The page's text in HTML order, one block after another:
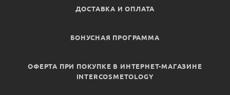
ДОСТАВКА И ОПЛАТА
БОНУСНАЯ ПРОГРАММА
ОФЕРТА ПРИ ПОКУПКЕ В ИНТЕРНЕТ-МАГАЗИНЕ
INTERCOSMETOLOGY